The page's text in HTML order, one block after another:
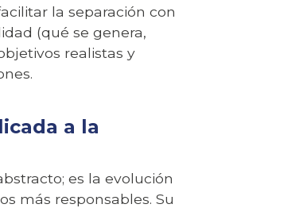
la separación con
(qué se genera,
realistas y
a la
es la evolución
más responsables. Su